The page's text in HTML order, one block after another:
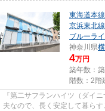
東海道本線
京浜東北線
ブルーラ
神奈川県
4万円
築年数：
階数：2階
『第二サフランハイツ（ダイ
夫なので、長く安定して暮ら